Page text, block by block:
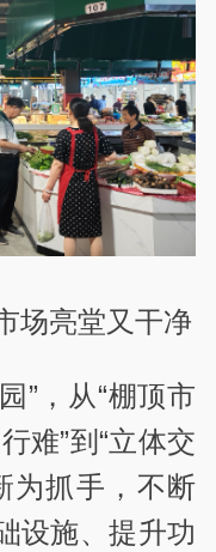
场亮堂又干净
”，从“棚顶市
难”到“立体交
为抓手，不断
设施、提升功